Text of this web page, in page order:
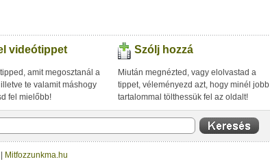
videótippet
amit megosztanál a
te valamit máshogy
fel mielőbb!
Szólj hozzá
Miután megnézted, vagy elolvastad a
tippet, véleményezd azt, hogy minél jobb
tartalommal tölthessük fel az oldalt!
Mitfozzunkma.hu